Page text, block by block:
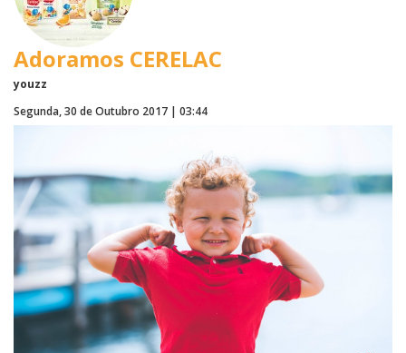
Adoramos CERELAC
youzz
Segunda, 30 de Outubro 2017 | 03:44